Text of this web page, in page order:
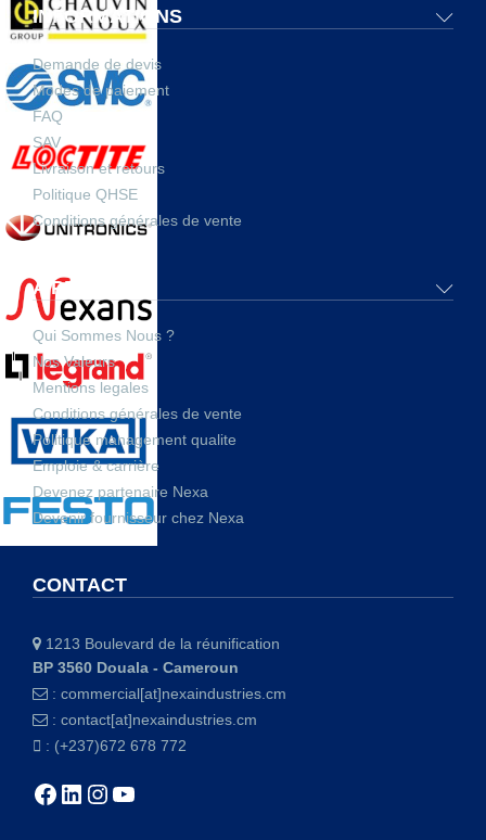
INFORMATIONS
Demande de devis
Modes de paiement
FAQ
SAV
Livraison et retours
Politique QHSE
Conditions générales de vente
A PROPOS
Qui Sommes Nous ?
Nos Valeurs
Mentions legales
Conditions générales de vente
Politique management qualite
Emploie & carrière
Devenez partenaire Nexa
Devenir fournisseur chez Nexa
CONTACT
1213 Boulevard de la réunification
BP 3560 Douala - Cameroun
: commercial[at]nexaindustries.cm
: contact[at]nexaindustries.cm
: (+237)672 678 772
Facebook
LinkedIn
Instagram
YouTube